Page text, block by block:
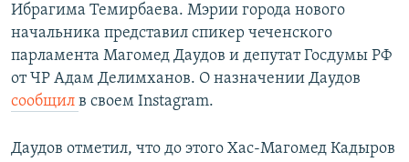
Ибрагима Темирбаева. Мэрии города нового
начальника представил спикер чеченского
парламента Магомед Даудов и депутат Госдумы РФ
от ЧР Адам Делимханов. О назначении Даудов
сообщил в своем Instagram.
Даудов отметил, что до этого Хас-Магомед Кадыров